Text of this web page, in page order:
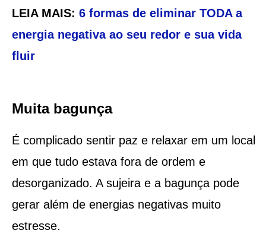
LEIA MAIS: 6 formas de eliminar TODA a
energia negativa ao seu redor e sua vida
fluir
Muita bagunça
É complicado sentir paz e relaxar em um local
em que tudo estava fora de ordem e
desorganizado. A sujeira e a bagunça pode
gerar além de energias negativas muito
estresse.